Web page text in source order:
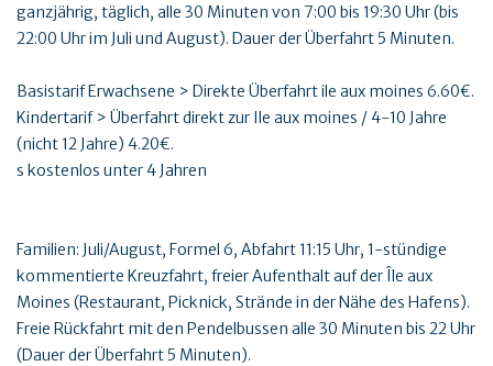
ganzjährig, täglich, alle 30 Minuten von 7:00 bis 19:30 Uhr (bis
22:00 Uhr im Juli und August). Dauer der Überfahrt 5 Minuten.
Basistarif Erwachsene > Direkte Überfahrt ile aux moines 6.60€.
Kindertarif > Überfahrt direkt zur Ile aux moines / 4-10 Jahre
(nicht 12 Jahre) 4.20€.
s kostenlos unter 4 Jahren
Familien: Juli/August, Formel 6, Abfahrt 11:15 Uhr, 1-stündige
kommentierte Kreuzfahrt, freier Aufenthalt auf der Île aux
Moines (Restaurant, Picknick, Strände in der Nähe des Hafens).
Freie Rückfahrt mit den Pendelbussen alle 30 Minuten bis 22 Uhr
(Dauer der Überfahrt 5 Minuten).